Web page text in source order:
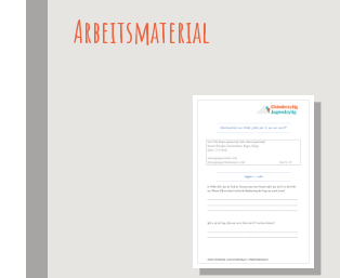
Arbeitsmaterial